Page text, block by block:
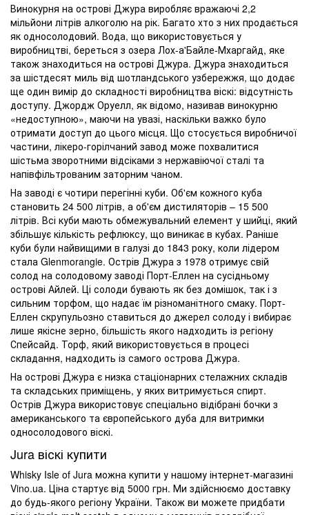
Винокурня на острові Джура виробляє вражаючі 2,2
мільйони літрів алкоголю на рік. Багато хто з них продається
як односолодовий. Вода, що використовується у
виробництві, береться з озера Лох-а'Байле-Мхаргайд, яке
також знаходиться на острові Джура. Джура знаходиться
за шістдесят миль від шотландського узбережжя, що додає
ще один вимір до складності виробництва віскі: відсутність
доступу. Джордж Оруелл, як відомо, називав винокурню
«недоступною», маючи на увазі, наскільки важко було
отримати доступ до цього місця. Що стосується виробничої
частини, лікеро-горілчаний завод може похвалитися
шістьма зворотними відсіками з нержавіючої сталі та
напівфільтрованим заторним чаном.
На заводі є чотири перегінні куби. Об'єм кожного куба
становить 24 500 літрів, а об'єм дистиляторів – 15 500
літрів. Всі куби мають обмежувальний елемент у шийці, який
збільшує кількість рефлюксу, що виникає в кубах. Раніше
куби були найвищими в галузі до 1843 року, коли лідером
стала Glenmorangie. Острів Джура з 1978 отримує свій
солод на солодовому заводі Порт-Еллен на сусідньому
острові Айлей. Ці солоди бувають як без домішок, так і з
сильним торфом, що надає їм різноманітного смаку. Порт-
Еллен скрупульозно ставиться до джерел солоду і вибирає
лише якісне зерно, більшість якого надходить із регіону
Спейсайд. Торф, який використовується в процесі
складання, надходить із самого острова Джура.
На острові Джура є низка стаціонарних стелажних складів
та складських приміщень, у яких витримується спирт.
Острів Джура використовує спеціально відібрані бочки з
американського та європейського дуба для витримки
односолодового віскі.
Jura віскі купити
Whisky Isle of Jura можна купити у нашому інтернет-магазині
Vino.ua. Ціна стартує від 5000 грн. Ми здійснюємо доставку
до будь-якого регіону України. Також ви можете придбати